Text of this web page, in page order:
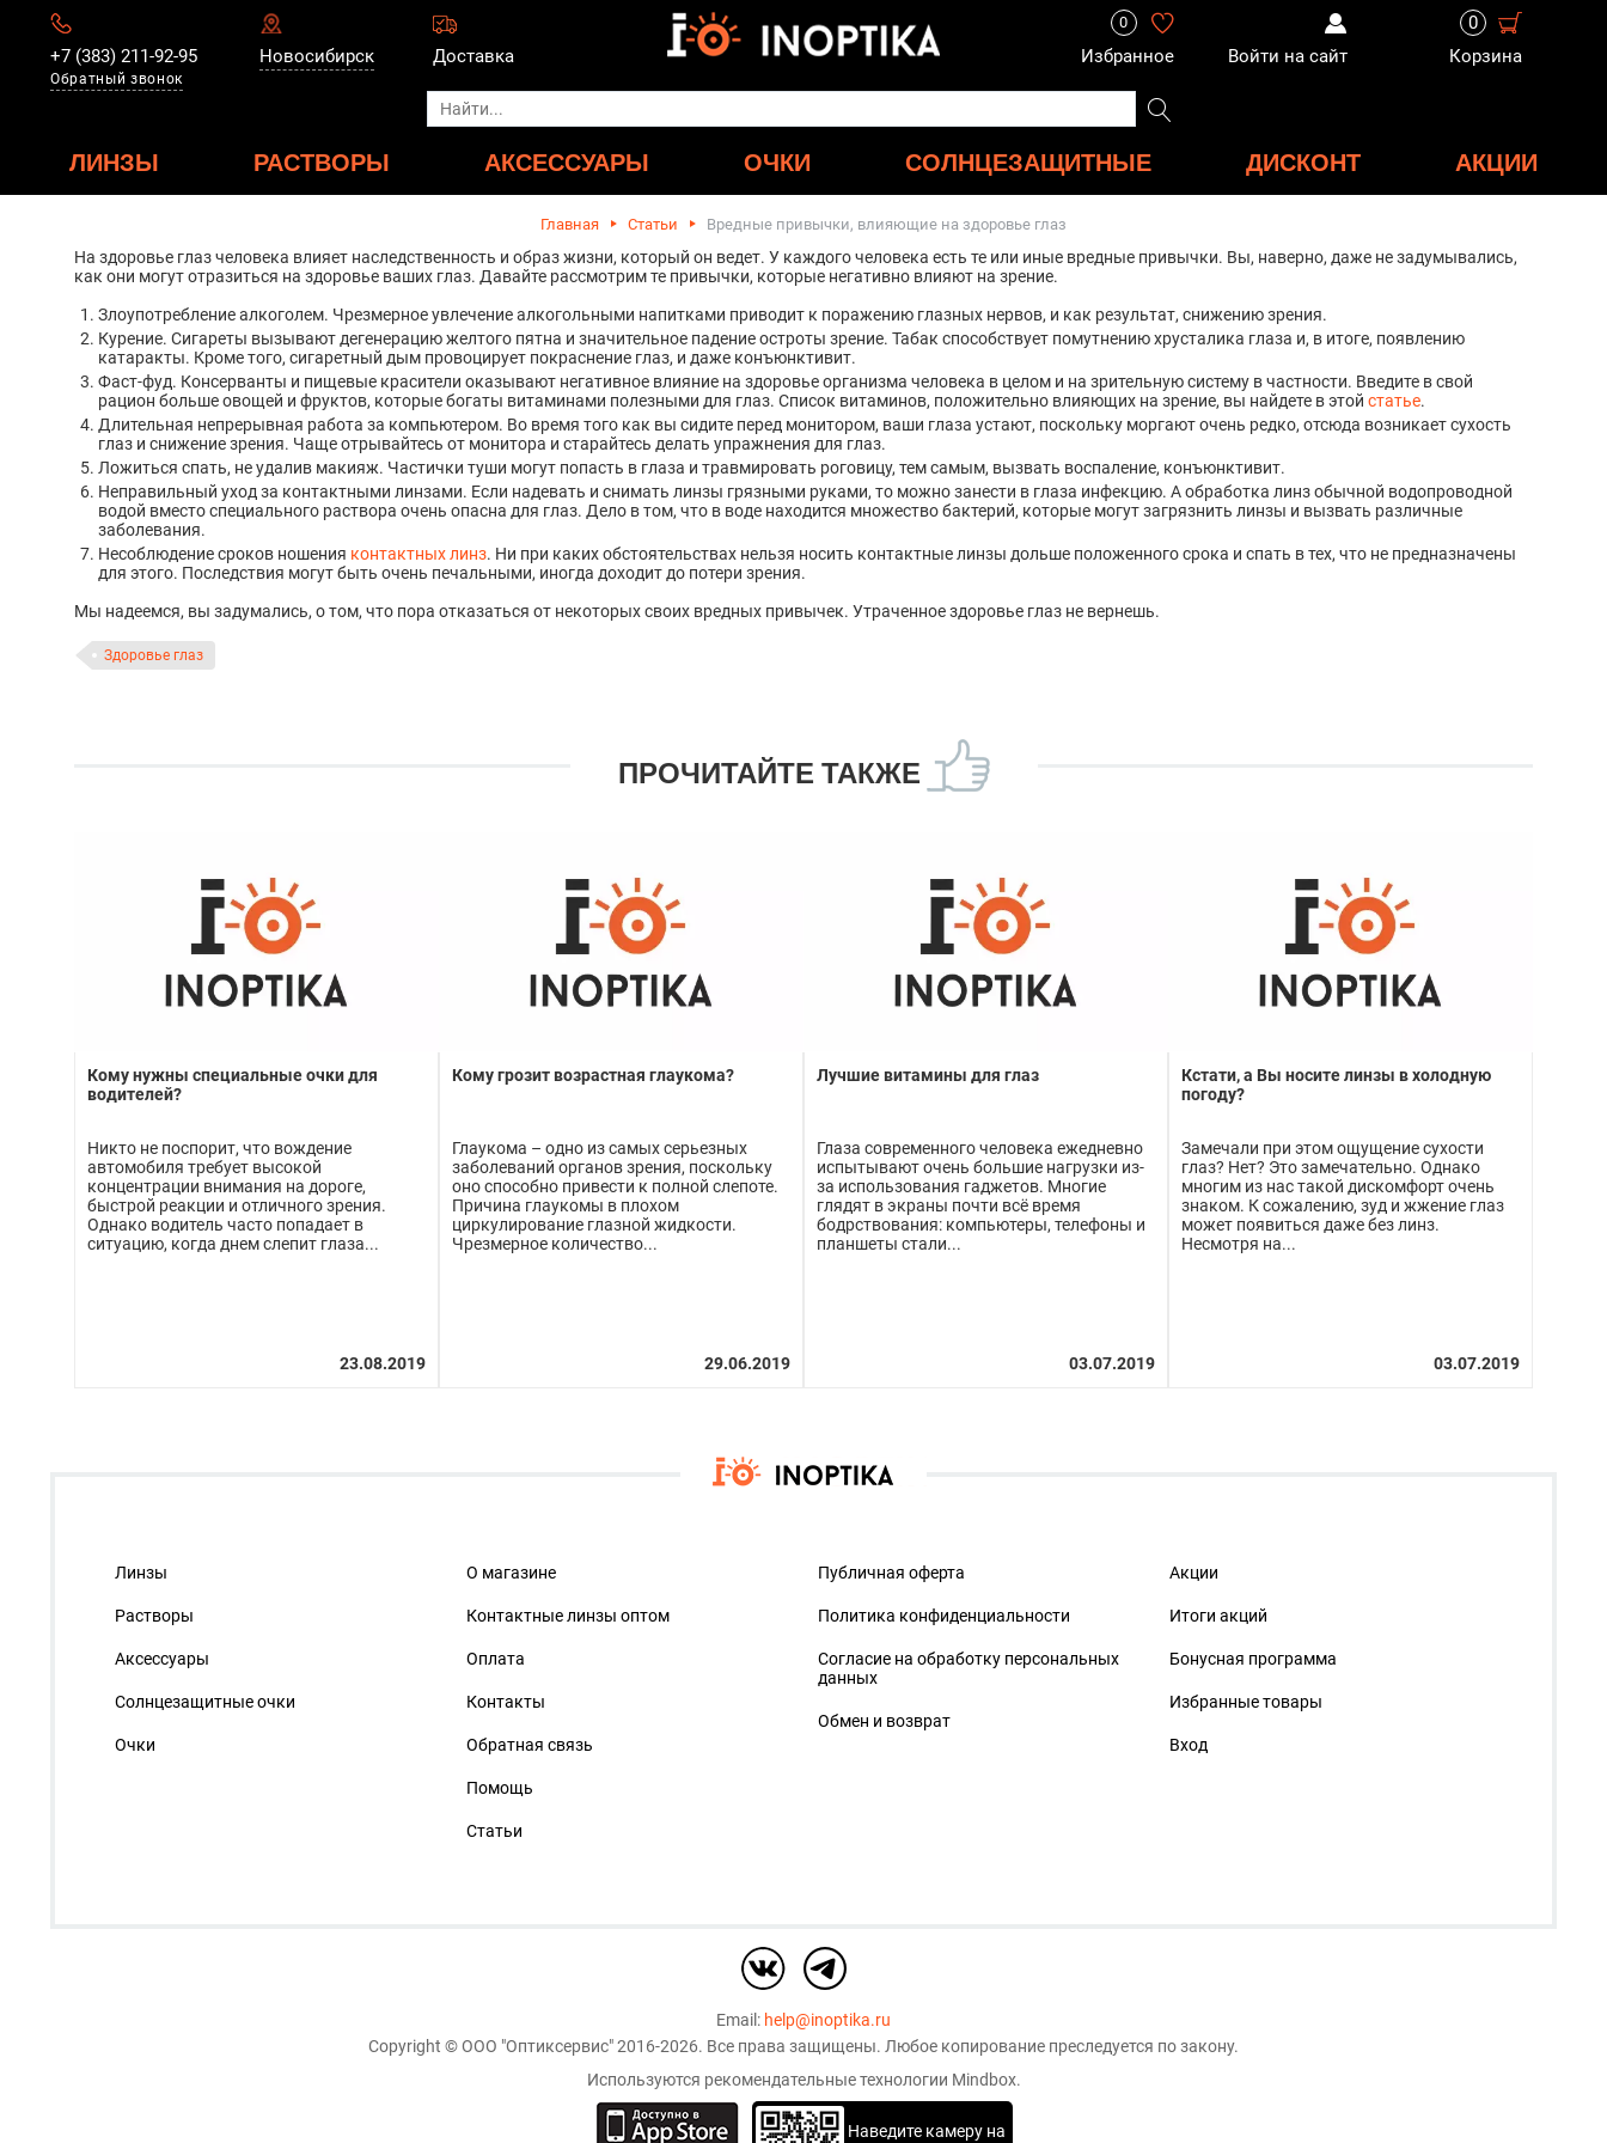
+7 (383) 211-92-95
Обратный звонок
Новосибирск Доставка
0
Избранное Войти на сайт
0
Корзина
ЛИНЗЫ РАСТВОРЫ АКСЕССУАРЫ ОЧКИ СОЛНЦЕЗАЩИТНЫЕ ДИСКОНТ АКЦИИ
Главная Статьи Вредные привычки, влияющие на здоровье глаз
На здоровье глаз человека влияет наследственность и образ жизни, который он ведет. У каждого человека есть те или иные вредные привычки. Вы, наверно, даже не задумывались,
как они могут отразиться на здоровье ваших глаз. Давайте рассмотрим те привычки, которые негативно влияют на зрение.
Злоупотребление алкоголем. Чрезмерное увлечение алкогольными напитками приводит к поражению глазных нервов, и как результат, снижению зрения.
Курение. Сигареты вызывают дегенерацию желтого пятна и значительное падение остроты зрение. Табак способствует помутнению хрусталика глаза и, в итоге, появлению
катаракты. Кроме того, сигаретный дым провоцирует покраснение глаз, и даже конъюнктивит.
Фаст-фуд. Консерванты и пищевые красители оказывают негативное влияние на здоровье организма человека в целом и на зрительную систему в частности. Введите в свой
рацион больше овощей и фруктов, которые богаты витаминами полезными для глаз. Список витаминов, положительно влияющих на зрение, вы найдете в этой статье.
Длительная непрерывная работа за компьютером. Во время того как вы сидите перед монитором, ваши глаза устают, поскольку моргают очень редко, отсюда возникает сухость
глаз и снижение зрения. Чаще отрывайтесь от монитора и старайтесь делать упражнения для глаз.
Ложиться спать, не удалив макияж. Частички туши могут попасть в глаза и травмировать роговицу, тем самым, вызвать воспаление, конъюнктивит.
Неправильный уход за контактными линзами. Если надевать и снимать линзы грязными руками, то можно занести в глаза инфекцию. А обработка линз обычной водопроводной
водой вместо специального раствора очень опасна для глаз. Дело в том, что в воде находится множество бактерий, которые могут загрязнить линзы и вызвать различные
заболевания.
Несоблюдение сроков ношения контактных линз. Ни при каких обстоятельствах нельзя носить контактные линзы дольше положенного срока и спать в тех, что не предназначены
для этого. Последствия могут быть очень печальными, иногда доходит до потери зрения.
Мы надеемся, вы задумались, о том, что пора отказаться от некоторых своих вредных привычек. Утраченное здоровье глаз не вернешь.
Здоровье глаз
ПРОЧИТАЙТЕ ТАКЖЕ
Кому нужны специальные очки для
водителей?
Никто не поспорит, что вождение
автомобиля требует высокой
концентрации внимания на дороге,
быстрой реакции и отличного зрения.
Однако водитель часто попадает в
ситуацию, когда днем слепит глаза...
Кому грозит возрастная глаукома?
Глаукома – одно из самых серьезных
заболеваний органов зрения, поскольку
оно способно привести к полной слепоте.
Причина глаукомы в плохом
циркулирование глазной жидкости.
Чрезмерное количество...
Лучшие витамины для глаз
Глаза современного человека ежедневно
испытывают очень большие нагрузки из-
за использования гаджетов. Многие
глядят в экраны почти всё время
бодрствования: компьютеры, телефоны и
планшеты стали...
Кстати, а Вы носите линзы в холодную
погоду?
Замечали при этом ощущение сухости
глаз? Нет? Это замечательно. Однако
многим из нас такой дискомфорт очень
знаком. К сожалению, зуд и жжение глаз
может появиться даже без линз.
Несмотря на...
Линзы
Растворы
Аксессуары
Солнцезащитные очки
Очки
О магазине
Контактные линзы оптом
Оплата
Контакты
Обратная связь
Помощь
Статьи
Публичная оферта
Политика конфиденциальности
Согласие на обработку персональных
данных
Обмен и возврат
Акции
Итоги акций
Бонусная программа
Избранные товары
Вход
Email: help@inoptika.ru
Copyright ©ООО "Оптиксервис"2016-2026. Все права защищены. Любое копирование преследуется по закону.
Используются рекомендательные технологии Mindbox.
Наведите камеру на